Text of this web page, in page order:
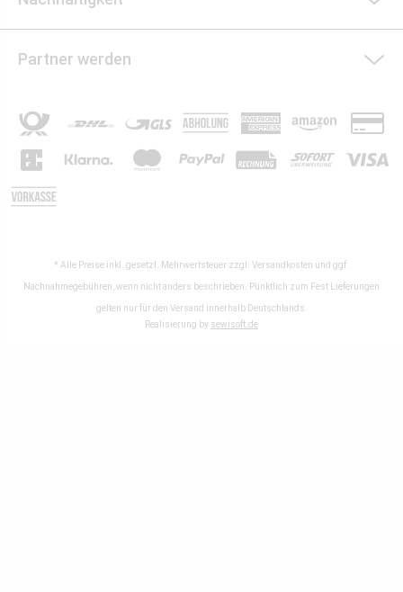
Partner werden
* Alle Preise inkl. gesetzl. Mehrwertsteuer zzgl. Versandkosten und ggf.
Nachnahmegebühren, wenn nicht anders beschrieben. Pünktlich zum Fest Lieferungen
gelten nur für den Versand innerhalb Deutschlands.
Realisierung by sewisoft.de